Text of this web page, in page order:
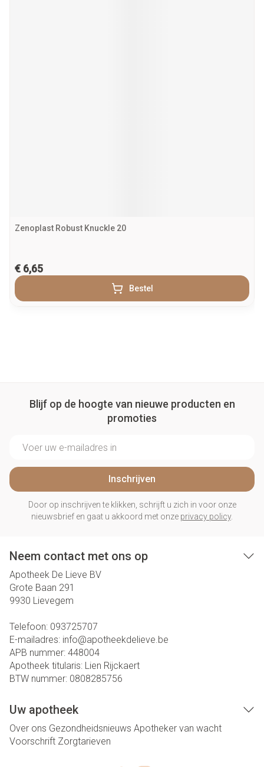
Zenoplast Robust Knuckle 20
€ 6,65
Bestel
Blijf op de hoogte van nieuwe producten en
promoties
Inschrijven
Door op inschrijven te klikken, schrijft u zich in voor onze
nieuwsbrief en gaat u akkoord met onze privacy policy.
Neem contact met ons op
Apotheek De Lieve BV
Grote Baan 291
9930 Lievegem
Telefoon: 093725707
E-mailadres: info@apotheekdelieve.be
APB nummer: 448004
Apotheek titularis: Lien Rijckaert
BTW nummer: 0808285756
Uw apotheek
Over ons Gezondheidsnieuws Apotheker van wacht
Voorschrift Zorgtarieven